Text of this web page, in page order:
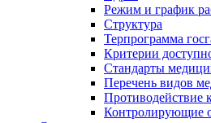
Режим и график
Структура
Терпрограмма
Критерии
​Стандарты
Перечень видов
Противодействие
Контролирующие